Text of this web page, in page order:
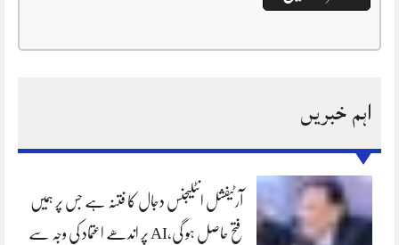
اہم خبریں
آرٹیفشل انٹلیجنس دجال کا فتنہ ہے جس پر ہمیں
فتح حاصل ہو گی،AI پر اندھے اعتماد کی وجہ سے